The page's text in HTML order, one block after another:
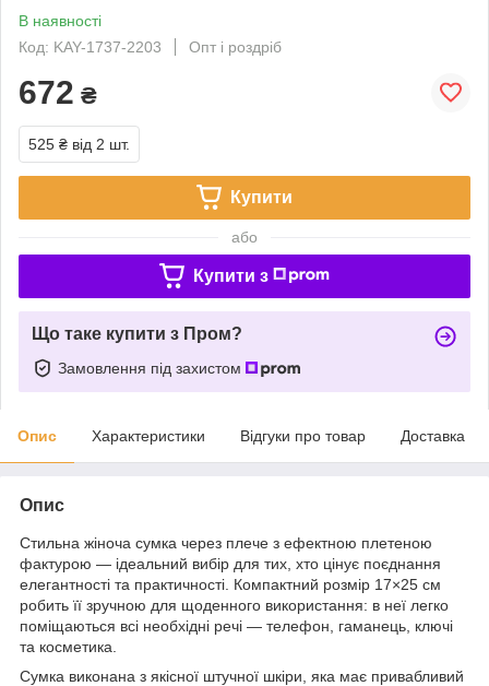
В наявності
Код: KAY-1737-2203
Опт і роздріб
672 ₴
525 ₴ від 2 шт.
Купити
або
Купити з
Що таке купити з Пром?
Замовлення під захистом
Опис Характеристики Відгуки про товар Доставка
Опис
Стильна жіноча сумка через плече з ефектною плетеною
фактурою — ідеальний вибір для тих, хто цінує поєднання
елегантності та практичності. Компактний розмір 17×25 см
робить її зручною для щоденного використання: в неї легко
поміщаються всі необхідні речі — телефон, гаманець, ключі
та косметика.
Сумка виконана з якісної штучної шкіри, яка має привабливий